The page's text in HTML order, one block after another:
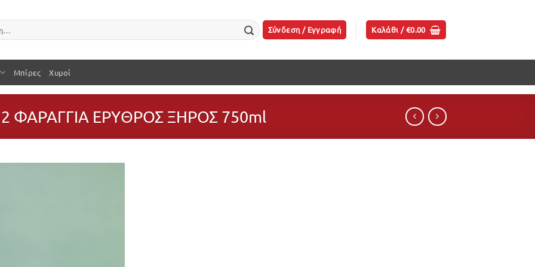
Σύνδεση / Εγγραφή Καλάθι /€0.00
Μπίρες Χυμοί
2 ΦΑΡΑΓΓΙΑ ΕΡΥΘΡΟΣ ΞΗΡΟΣ 750ml